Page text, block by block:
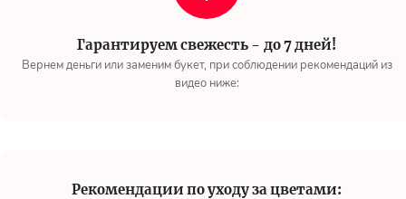
Гарантируем свежесть - до 7 дней!
Вернем деньги или заменим букет, при соблюдении рекомендаций из
видео ниже:
Рекомендации по уходу за цветами: